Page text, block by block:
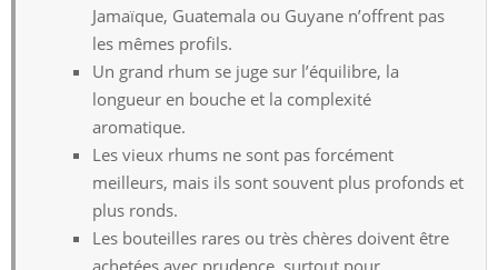
Jamaïque, Guatemala ou Guyane n’offrent pas
les mêmes profils.
Un grand rhum se juge sur l’équilibre, la
longueur en bouche et la complexité
aromatique.
Les vieux rhums ne sont pas forcément
meilleurs, mais ils sont souvent plus profonds et
plus ronds.
Les bouteilles rares ou très chères doivent être
achetées avec prudence, surtout pour